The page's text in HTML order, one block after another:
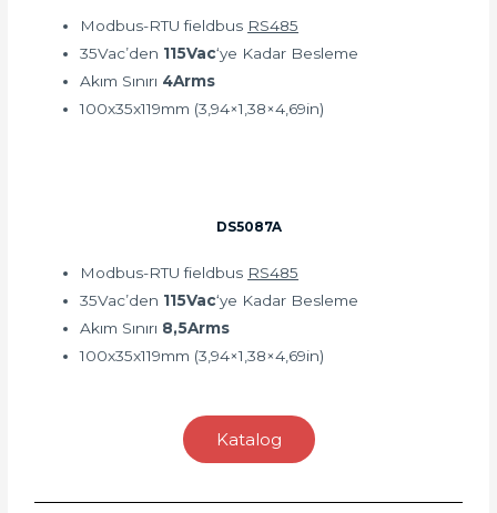
Modbus-RTU fieldbus RS485
35Vac’den 115Vac‘ye Kadar Besleme
Akım Sınırı 4Arms
100x35x119mm (3,94×1,38×4,69in)
DS5087A
Modbus-RTU fieldbus RS485
35Vac’den 115Vac‘ye Kadar Besleme
Akım Sınırı 8,5Arms
100x35x119mm (3,94×1,38×4,69in)
Katalog